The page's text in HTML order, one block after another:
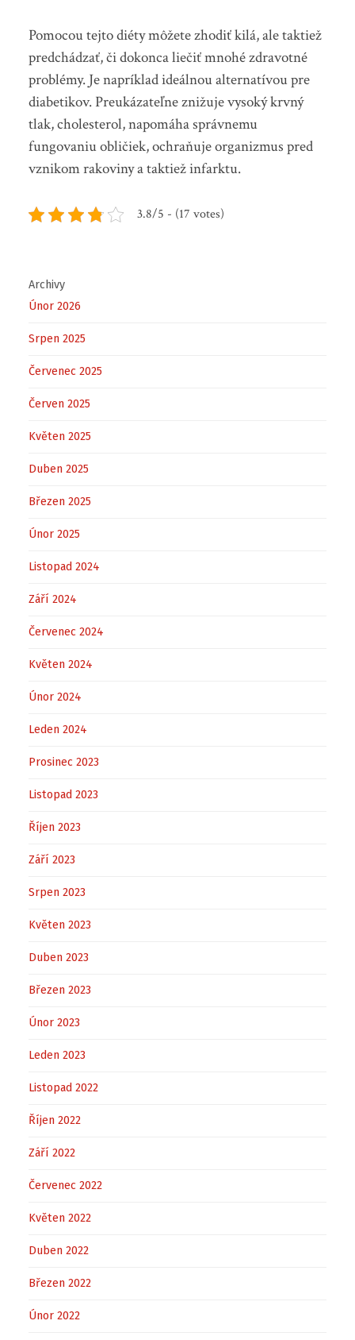
Pomocou tejto diéty môžete zhodiť kilá, ale taktiež
predchádzať, či dokonca liečiť mnohé zdravotné
problémy. Je napríklad ideálnou alternatívou pre
diabetikov. Preukázateľne znižuje vysoký krvný
tlak, cholesterol, napomáha správnemu
fungovaniu obličiek, ochraňuje organizmus pred
vznikom rakoviny a taktiež infarktu.
3.8/5 - (17 votes)
Archivy
Únor 2026
Srpen 2025
Červenec 2025
Červen 2025
Květen 2025
Duben 2025
Březen 2025
Únor 2025
Listopad 2024
Září 2024
Červenec 2024
Květen 2024
Únor 2024
Leden 2024
Prosinec 2023
Listopad 2023
Říjen 2023
Září 2023
Srpen 2023
Květen 2023
Duben 2023
Březen 2023
Únor 2023
Leden 2023
Listopad 2022
Říjen 2022
Září 2022
Červenec 2022
Květen 2022
Duben 2022
Březen 2022
Únor 2022